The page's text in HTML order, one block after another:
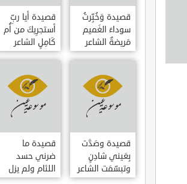
قصيدة وَخُبِّرتُ
سوداءَ الغَميم
مَريضةٌ الشاعر
العوام بن عقبة
قصيدة أيا ربِّ
أستجرِيكَ من أُم
كَامِلٍ الشاعر
العوام بن عقبة
قصيدة وصَدَّت
بِعَيني شادِنٍ
وتبسّمَت الشاعر
العوام بن عقبة
قصيدة ما
ضرني حسد
اللئام ولم يزل
الشاعر عمارة بن